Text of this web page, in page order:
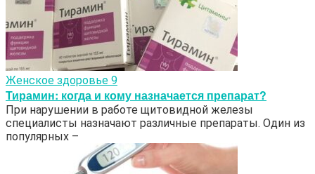
Женское здоровье 9
Тирамин: когда и кому назначается препарат?
При нарушении в работе щитовидной железы
специалисты назначают различные препараты. Один из
популярных –